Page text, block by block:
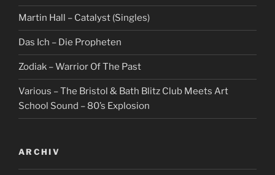
Martin Hall – Catalyst (Singles)
Das Ich – Die Propheten
Zodiak – Warrior Of The Past
Various – The Bristol & Bath Blitz Club Meets Art
School Sound – 80’s Explosion
ARCHIV